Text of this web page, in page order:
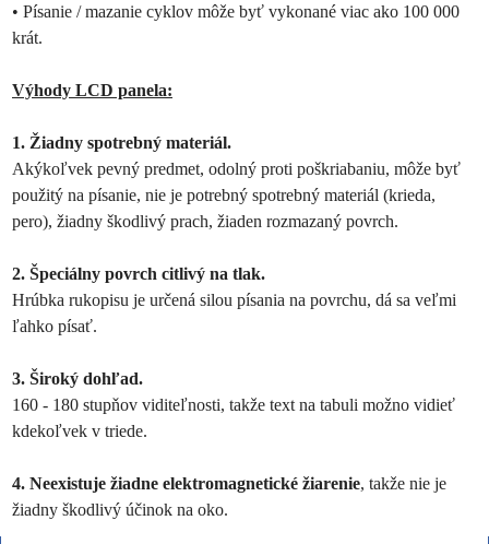
• Písanie / mazanie cyklov môže byť vykonané viac ako 100 000
krát.
Výhody LCD panela:
1. Žiadny spotrebný materiál.
Akýkoľvek pevný predmet, odolný proti poškriabaniu, môže byť
použitý na písanie, nie je potrebný spotrebný materiál (krieda,
pero), žiadny škodlivý prach, žiaden rozmazaný povrch.
2. Špeciálny povrch citlivý na tlak.
Hrúbka rukopisu je určená silou písania na povrchu, dá sa veľmi
ľahko písať.
3. Široký dohľad.
160 - 180 stupňov viditeľnosti, takže text na tabuli možno vidieť
kdekoľvek v triede.
4. Neexistuje žiadne elektromagnetické žiarenie, takže nie je
žiadny škodlivý účinok na oko.